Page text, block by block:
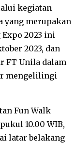
kegiatan
yang merupakan
2023 ini
2023, dan
FT Unila dalam
mengelilingi
Fun Walk
10.00 WIB,
latar belakang